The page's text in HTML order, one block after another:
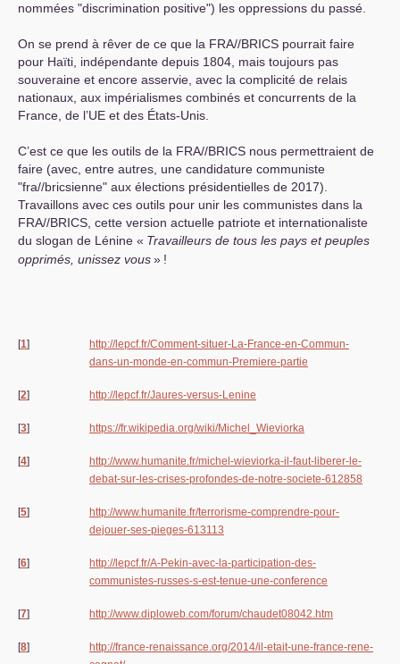
nommées "discrimination positive") les oppressions du passé.
On se prend à rêver de ce que la FRA//BRICS pourrait faire
pour Haïti, indépendante depuis 1804, mais toujours pas
souveraine et encore asservie, avec la complicité de relais
nationaux, aux impérialismes combinés et concurrents de la
France, de l’UE et des États-Unis.
C’est ce que les outils de la FRA//BRICS nous permettraient de
faire (avec, entre autres, une candidature communiste
"fra//bricsienne" aux élections présidentielles de 2017).
Travaillons avec ces outils pour unir les communistes dans la
FRA//BRICS, cette version actuelle patriote et internationaliste
du slogan de Lénine « Travailleurs de tous les pays et peuples
opprimés, unissez vous» !
[1]
http://lepcf.fr/Comment-situer-La-France-en-Commun-
dans-un-monde-en-commun-Premiere-partie
[2] http://lepcf.fr/Jaures-versus-Lenine
[3] https://fr.wikipedia.org/wiki/Michel_Wieviorka
[4]
http://www.humanite.fr/michel-wieviorka-il-faut-liberer-le-
debat-sur-les-crises-profondes-de-notre-societe-612858
[5]
http://www.humanite.fr/terrorisme-comprendre-pour-
dejouer-ses-pieges-613113
[6]
http://lepcf.fr/A-Pekin-avec-la-participation-des-
communistes-russes-s-est-tenue-une-conference
[7] http://www.diploweb.com/forum/chaudet08042.htm
[8]
http://france-renaissance.org/2014/il-etait-une-france-rene-